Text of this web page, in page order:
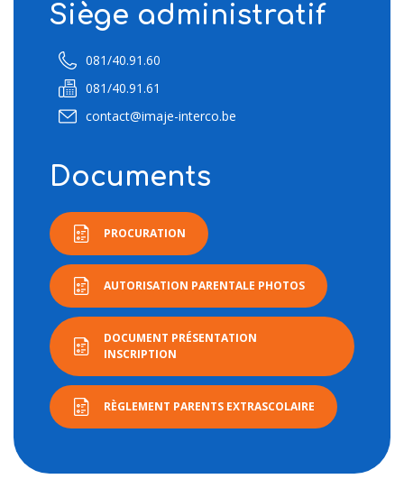
Siège administratif
081/40.91.60
081/40.91.61
contact@imaje-interco.be
Documents
PROCURATION
AUTORISATION PARENTALE PHOTOS
DOCUMENT PRÉSENTATION
INSCRIPTION
RÈGLEMENT PARENTS EXTRASCOLAIRE